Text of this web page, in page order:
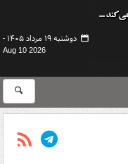
دوشنبه ۱۹ مرداد ۱۴۰۵ -
Aug 10 2026